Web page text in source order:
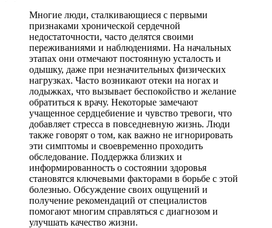
Многие люди, сталкивающиеся с первыми
признаками хронической сердечной
недостаточности, часто делятся своими
переживаниями и наблюдениями. На начальных
этапах они отмечают постоянную усталость и
одышку, даже при незначительных физических
нагрузках. Часто возникают отеки на ногах и
лодыжках, что вызывает беспокойство и желание
обратиться к врачу. Некоторые замечают
учащенное сердцебиение и чувство тревоги, что
добавляет стресса в повседневную жизнь. Люди
также говорят о том, как важно не игнорировать
эти симптомы и своевременно проходить
обследование. Поддержка близких и
информированность о состоянии здоровья
становятся ключевыми факторами в борьбе с этой
болезнью. Обсуждение своих ощущений и
получение рекомендаций от специалистов
помогают многим справляться с диагнозом и
улучшать качество жизни.